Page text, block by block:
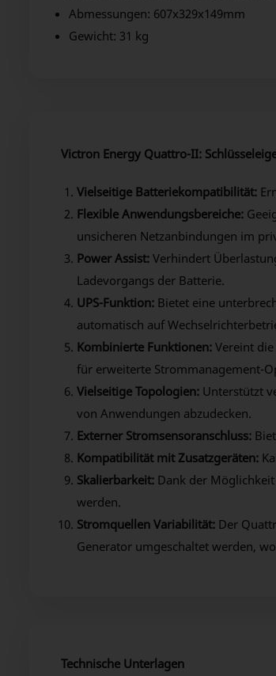
Abmessungen: 607x329x149mm
Gewicht: 31 kg
Victron Energy Quattro-II:
Vielseitige Batteriekompatibilität:
Flexible Anwendungsbereiche:
unsicheren Netzanbindungen im
Power Assist: Verhindert
Ladevorgangs der Batterie.
UPS-Funktion: Bietet eine
automatisch auf
Kombinierte Funktionen: Vereint
für erweiterte Strommanagement-
Vielseitige Topologien: Unterstützt
von Anwendungen abzudecken.
Externer Stromsensoranschluss:
Kompatibilität mit Zusatzgeräten:
Skalierbarkeit: Dank der
werden.
Stromquellen Variabilität: Der
Generator umgeschaltet werden,
Technische Unterlagen